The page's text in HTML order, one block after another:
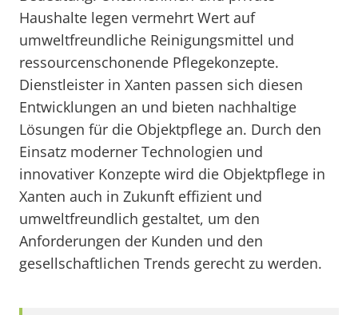
Haushalte legen vermehrt Wert auf
umweltfreundliche Reinigungsmittel und
ressourcenschonende Pflegekonzepte.
Dienstleister in Xanten passen sich diesen
Entwicklungen an und bieten nachhaltige
Lösungen für die Objektpflege an. Durch den
Einsatz moderner Technologien und
innovativer Konzepte wird die Objektpflege in
Xanten auch in Zukunft effizient und
umweltfreundlich gestaltet, um den
Anforderungen der Kunden und den
gesellschaftlichen Trends gerecht zu werden.